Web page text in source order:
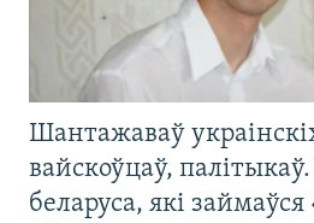
Шантажаваў
вайскоўцаў,
беларуса, які